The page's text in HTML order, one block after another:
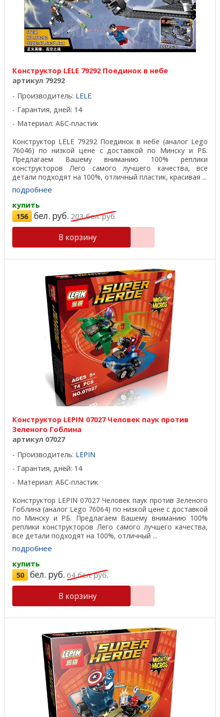
Конструктор LELE 79292 Поединок в небе
артикул 79292
Производитель: LELE
Гарантия, дней: 14
Материал: АБС-пластик
Конструктор LELE 79292 Поединок в небе (аналог Lego
76046) по низкой цене с доставкой по Минску и РБ.
Предлагаем Вашему вниманию 100% реплики
конструкторов Лего самого лучшего качества, все
детали подходят на 100%, отличный пластик, красивая ...
подробнее
купить
156 бел. руб. 203бел. руб.
В корзину
Конструктор LEPIN 07027 Человек паук против
Зеленого Гоблина
артикул 07027
Производитель: LEPIN
Гарантия, дней: 14
Материал: АБС-пластик
Конструктор LEPIN 07027 Человек паук против Зеленого
Гоблина (аналог Lego 76064) по низкой цене с доставкой
по Минску и РБ. Предлагаем Вашему вниманию 100%
реплики конструкторов Лего самого лучшего качества,
все детали подходят на 100%, отличный ...
подробнее
купить
50 бел. руб. 64бел. руб.
В корзину